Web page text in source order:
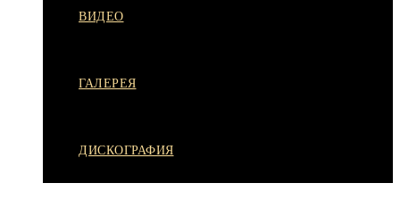
ВИДЕО
ГАЛЕРЕЯ
ДИСКОГРАФИЯ